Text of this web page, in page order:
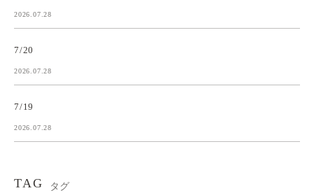
2026.07.28
7/20
2026.07.28
7/19
2026.07.28
TAG タグ